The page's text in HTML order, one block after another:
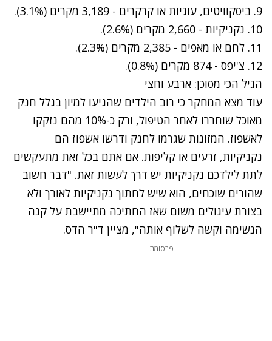
9. ביסקוויטים, עוגיות או קרקרים - 3,189 מקרים (3.1%).
10. נקניקיות - 2,660 מקרים (2.6%).
11. לחם או מאפים - 2,385 מקרים (2.3%).
12. צ'יפס - 874 מקרים (0.8%).
הגיל הכי מסוכן: ארבע וחצי
עוד מצא המחקר כי רוב הילדים שהגיעו למיון בגלל חנק
מאוכל שוחררו לאחר הטיפול, ורק כ-10% מהם נזקקו
לאשפוז. המזונות שגרמו לחנק ודרשו אשפוז הם
נקניקיות, זרעים או קליפות. אם אתם בכל זאת מתעקשים
לתת לילדכם נקניקיות יש דרך לעשות זאת. "דבר חשוב
שהורים שוכחים, הוא שיש לחתוך נקניקיות לאורך ולא
בצורת עיגולים משום שאז החתיכה מתיישבת על קנה
הנשימה וקשה לשלוף אותה", מציין ד"ר הדס.
פרסומת